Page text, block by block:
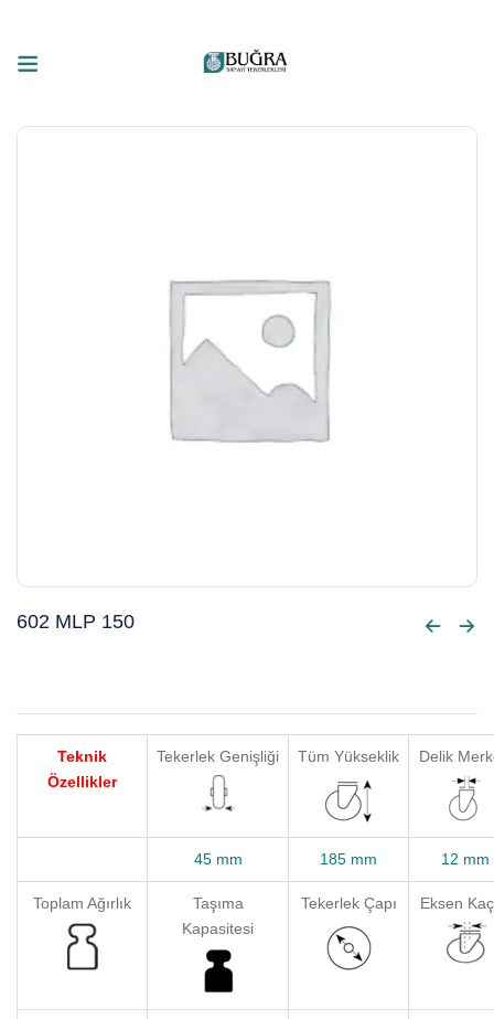
602 MLP 150
Teknik
Özellikler
Tekerlek Genişliği Tüm Yükseklik Delik
45 mm 185 mm 12 mm
Toplam Ağırlık
Taşıma
Kapasitesi
Tekerlek Çapı Eksen